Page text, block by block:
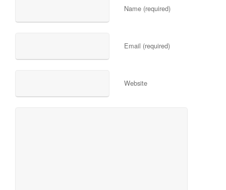
Name (required)
Email (required)
Website